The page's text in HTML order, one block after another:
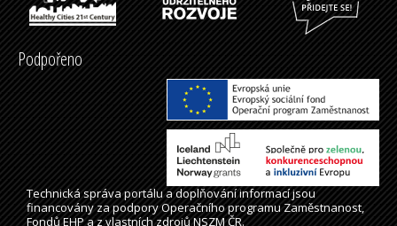
Podpořeno
Technická správaportálua doplňování informací jsou
financovány za podpory Operačního programu Zaměstnanost,
Fondů EHP a z vlastních zdrojů NSZM ČR.